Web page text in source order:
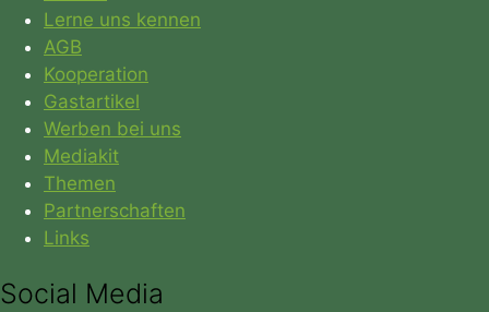
Lerne uns kennen
AGB
Kooperation
Gastartikel
Werben bei uns
Mediakit
Themen
Partnerschaften
Links
Social Media